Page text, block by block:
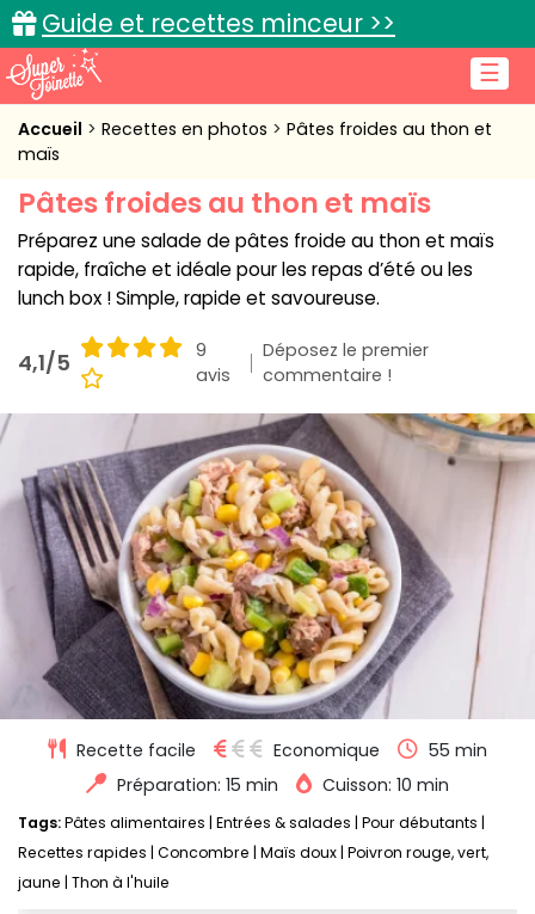
☰
Guide et recettes minceur >>
Accueil
Cuisine pratique
L'actu cuisine
Accueil Recettes en photos
Pâtes froides au thon et
maïs
Pâtes froides au thon et maïs
Préparez une salade de pâtes froide au thon et maïs
rapide, fraîche et idéale pour les repas d’été ou les
lunch box ! Simple, rapide et savoureuse.
4,1/5
9
avis
Déposez le premier
commentaire !
Recette facile Economique
55 min
Préparation: 15 min
Cuisson: 10 min
Tags:Pâtes alimentaires Entrées & salades Pour débutants
Recettes rapides Concombre Maïs doux Poivron rouge, vert,
jaune Thon à l'huile